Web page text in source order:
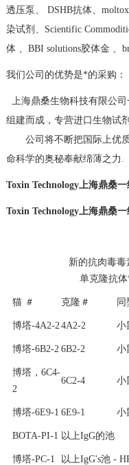
透压泵、 DSHB抗体、
染试剂、Scientific
体 、BBI solutions胶体金 、
我们公司的优势是*的采购：
上海鼎桑生物科技有限公
组建而成，专营进口生物试
公司将不断把国际上优质
命科学的奥秘奉献绵薄之力.
Toxin Technology上海鼎桑
Toxin Technology上海鼎桑
新的抗肉毒
单克隆抗
猫 ＃ 克隆＃ 同
博塔-4A2-24A2-2 小
博塔-6B2-2 6B2-2 小
博塔，6C4-
2
6C2-4 小
博塔-6E9-1 6E9-1 小
BOTA-PI-1 以上IgG的池
博塔-PC-1 以上IgG's池 -